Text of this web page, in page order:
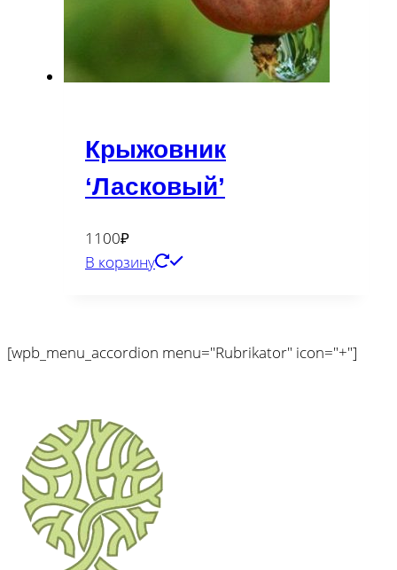
Крыжовник
‘Ласковый’
1100₽
В корзину
[wpb_menu_accordion menu="Rubrikator" icon="+"]